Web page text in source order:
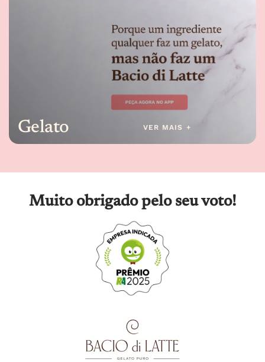
Gelato VER MAIS +
Muito obrigado pelo seu voto!